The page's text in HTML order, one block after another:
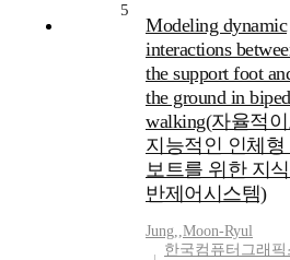
5
Modeling dynamic
interactions
the support foot
the ground in
walking(자율적
지능적인 인체형
보트를 위한 지
반제어시스템)
Jung,,Moon-Ryul
한국컴퓨터그래픽